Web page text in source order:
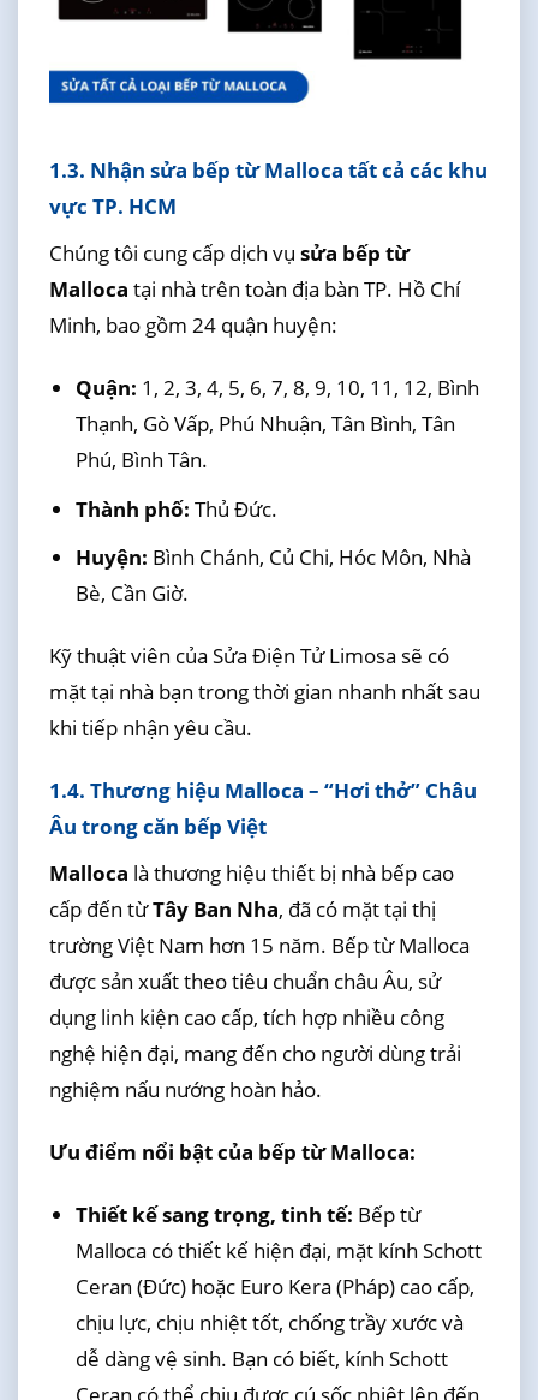
1.3. Nhận sửa bếp từ Malloca tất cả các khu
vực TP. HCM
Chúng tôi cung cấp dịch vụ sửa bếp từ
Malloca tại nhà trên toàn địa bàn TP. Hồ Chí
Minh, bao gồm 24 quận huyện:
Quận: 1, 2, 3, 4, 5, 6, 7, 8, 9, 10, 11, 12, Bình
Thạnh, Gò Vấp, Phú Nhuận, Tân Bình, Tân
Phú, Bình Tân.
Thành phố: Thủ Đức.
Huyện: Bình Chánh, Củ Chi, Hóc Môn, Nhà
Bè, Cần Giờ.
Kỹ thuật viên của Sửa Điện Tử Limosa sẽ có
mặt tại nhà bạn trong thời gian nhanh nhất sau
khi tiếp nhận yêu cầu.
1.4. Thương hiệu Malloca – “Hơi thở” Châu
Âu trong căn bếp Việt
Malloca là thương hiệu thiết bị nhà bếp cao
cấp đến từTây Ban Nha, đã có mặt tại thị
trường Việt Nam hơn 15 năm. Bếp từ Malloca
được sản xuất theo tiêu chuẩn châu Âu, sử
dụng linh kiện cao cấp, tích hợp nhiều công
nghệ hiện đại, mang đến cho người dùng trải
nghiệm nấu nướng hoàn hảo.
Ưu điểm nổi bật của bếp từ Malloca:
Thiết kế sang trọng, tinh tế: Bếp từ
Malloca có thiết kế hiện đại, mặt kính Schott
Ceran (Đức) hoặc Euro Kera (Pháp) cao cấp,
chịu lực, chịu nhiệt tốt, chống trầy xước và
dễ dàng vệ sinh. Bạn có biết, kính Schott